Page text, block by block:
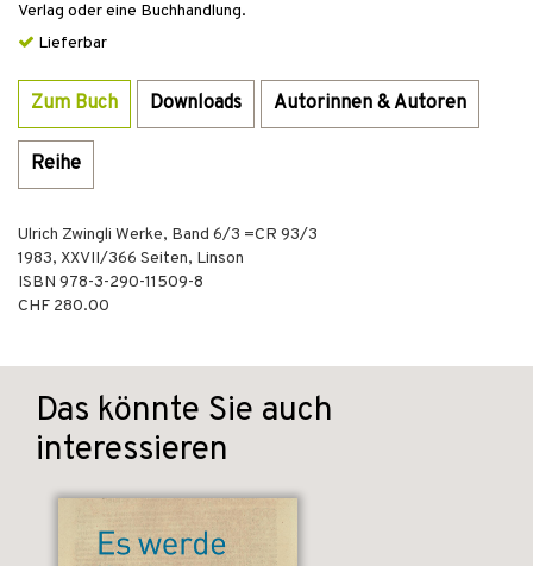
Verlag oder eine Buchhandlung.
Lieferbar
Zum Buch Downloads Autorinnen & Autoren
Reihe
Ulrich Zwingli Werke, Band 6/3 =CR 93/3
1983, XXVII/366 Seiten, Linson
ISBN 978-3-290-11509-8
CHF 280.00
Das könnte Sie auch
interessieren